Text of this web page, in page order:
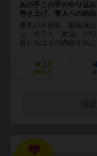
あの手この手のやり込
巻き上げ、要人への納
魔界の永田町、暗黒議
は、今日も「政治」が
員たちはその内容を気
24
興味あり 経